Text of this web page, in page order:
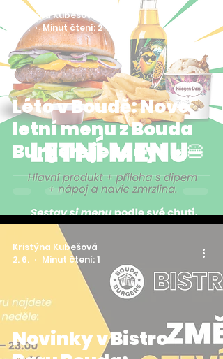
Léto v Boudě: Nové
letní menu z Bouda
Burgers je tady! ☀️🍔
Kristýna Kubešová
8. 6.
Minut čtení: 2
Novinky v Bistro
Kristýna Kubešová
2. 6.
Minut čtení: 1